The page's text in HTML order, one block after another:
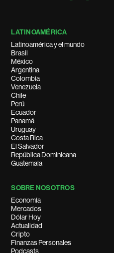
LATINOAMÉRICA
Latinoamérica y el mundo
Brasil
México
Argentina
Colombia
Venezuela
Chile
Perú
Ecuador
Panamá
Uruguay
Costa Rica
El Salvador
República Dominicana
Guatemala
SOBRE NOSOTROS
Economía
Mercados
Dólar Hoy
Actualidad
Cripto
Finanzas Personales
Podcasts